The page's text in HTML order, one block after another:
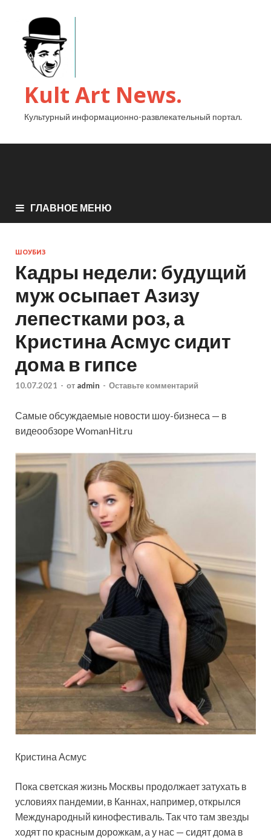
Kult Art News.
Культурный информационно-развлекательный портал.
ГЛАВНОЕ МЕНЮ
ШОУБИЗ
Кадры недели: будущий
муж осыпает Азизу
лепестками роз, а
Кристина Асмус сидит
дома в гипсе
10.07.2021 - от admin - Оставьте комментарий
Самые обсуждаемые новости шоу-бизнеса — в
видеообзоре WomanHit.ru
Кристина Асмус
Пока светская жизнь Москвы продолжает затухать в
условиях пандемии, в Каннах, например, открылся
Международный кинофестиваль. Так что там звезды
ходят по красным дорожкам, а у нас — сидят дома в